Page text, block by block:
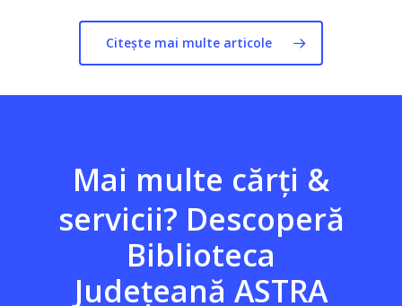
Citește mai multe articole
Mai multe cărți &
servicii? Descoperă
Biblioteca
Județeană ASTRA